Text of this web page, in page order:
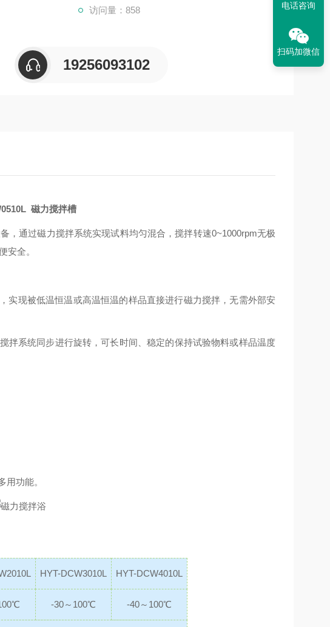
访问量：858
19256093102
磁力搅拌槽
，通过磁力搅拌系统实现试料均匀混合，搅拌转速0~1000rpm无极
安全。
实现被低温恒温或高温恒温的样品直接进行磁力搅拌，无需外部安
拌系统同步进行旋转，可长时间、稳定的保持试验物料或样品温度
功能。
HYT-DCW3010L HYT-DCW4010L
-30～100℃ -40～100℃
电话咨询
扫码加微信